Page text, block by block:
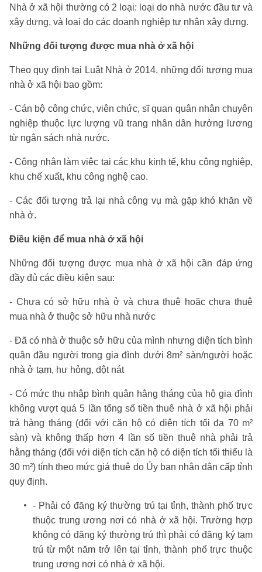
Nhà ở xã hội thường có 2 loại: loại do nhà nước đầu tư và
xây dựng, và loại do các doanh nghiệp tư nhân xây dựng.
Những đối tượng được mua nhà ở xã hội
Theo quy định tại Luật Nhà ở 2014, những đối tượng mua
nhà ở xã hội bao gồm:
- Cán bộ công chức, viên chức, sĩ quan quân nhân chuyên
nghiệp thuộc lực lượng vũ trang nhân dân hưởng lương
từ ngân sách nhà nước.
- Công nhân làm việc tại các khu kinh tế, khu công nghiệp,
khu chế xuất, khu công nghệ cao.
- Các đối tượng trả lại nhà công vụ mà gặp khó khăn về
nhà ở.
Điều kiện để mua nhà ở xã hội
Những đối tượng được mua nhà ở xã hội cần đáp ứng
đầy đủ các điều kiện sau:
- Chưa có sở hữu nhà ở và chưa thuê hoặc chưa thuê
mua nhà ở thuộc sở hữu nhà nước
- Đã có nhà ở thuộc sở hữu của mình nhưng diện tích bình
quân đầu người trong gia đình dưới 8m² sàn/người hoặc
nhà ở tạm, hư hỏng, dột nát
- Có mức thu nhập bình quân hằng tháng của hộ gia đình
không vượt quá 5 lần tổng số tiền thuê nhà ở xã hội phải
trả hàng tháng (đối với căn hộ có diện tích tối đa 70 m²
sàn) và không thấp hơn 4 lần số tiền thuê nhà phải trả
hằng tháng (đối với diện tích căn hộ có diện tích tối thiểu là
30 m²) tính theo mức giá thuê do Ủy ban nhân dân cấp tỉnh
quy định.
- Phải có đăng ký thường trú tại tỉnh, thành phố trực
thuộc trung ương nơi có nhà ở xã hội. Trường hợp
không có đăng ký thường trú thì phải có đăng ký tạm
trú từ một năm trở lên tại tỉnh, thành phố trực thuộc
trung ương nơi có nhà ở xã hội.